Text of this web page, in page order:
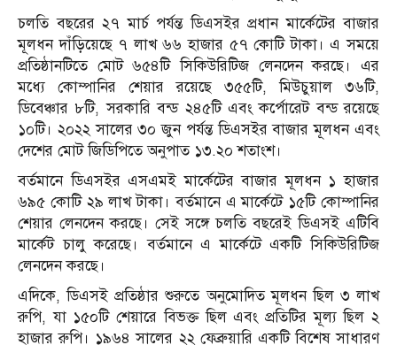
চলতি বছরের ২৭ মার্চ পর্যন্ত ডিএসইর প্রধান মার্কেটের বাজার
মূলধন দাঁড়িয়েছে ৭ লাখ ৬৬ হাজার ৫৭ কোটি টাকা। এ সময়ে
প্রতিষ্ঠানটিতে মোট ৬৫৪টি সিকিউরিটিজ লেনদেন করছে। এর
মধ্যে কোম্পানির শেয়ার রয়েছে ৩৫৫টি, মিউচুয়াল ৩৬টি,
ডিবেঞ্চার ৮টি, সরকারি বন্ড ২৪৫টি এবং কর্পোরেট বন্ড রয়েছে
১০টি। ২০২২ সালের ৩০ জুন পর্যন্ত ডিএসইর বাজার মূলধন এবং
দেশের মোট জিডিপিতে অনুপাত ১৩.২০ শতাংশ।
বর্তমানে ডিএসইর এসএমই মার্কেটের বাজার মূলধন ১ হাজার
৬৯৫ কোটি ২৯ লাখ টাকা। বর্তমানে এ মার্কেটে ১৫টি কোম্পানির
শেয়ার লেনদেন করছে। সেই সঙ্গে চলতি বছরেই ডিএসই এটিবি
মার্কেট চালু করেছে। বর্তমানে এ মার্কেটে একটি সিকিউরিটিজ
লেনদেন করছে।
এদিকে, ডিএসই প্রতিষ্ঠার শুরুতে অনুমোদিত মূলধন ছিল ৩ লাখ
রুপি, যা ১৫০টি শেয়ারে বিভক্ত ছিল এবং প্রতিটির মূল্য ছিল ২
হাজার রুপি। ১৯৬৪ সালের ২২ ফেব্রুয়ারি একটি বিশেষ সাধারণ